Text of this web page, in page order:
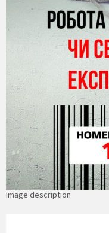
image description